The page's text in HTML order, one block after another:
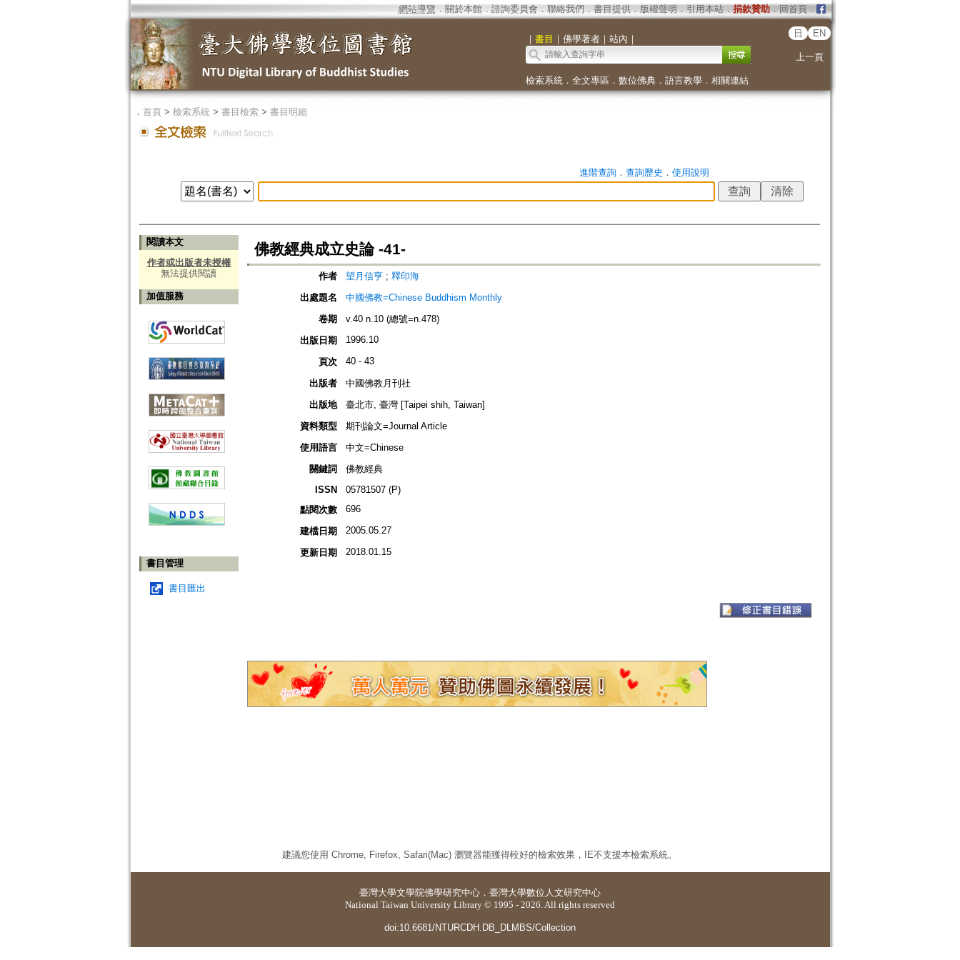
網站導覽 ． 關於本館． 諮詢委員會． 聯絡我們 ． 書目提供． 版權聲明 ． 引用本站． 捐款贊助．回首頁．
｜ 書目 ｜ 佛學著者｜ 站內 ｜
日 EN
上一頁
檢索系統． 全文專區 ． 數位佛典． 語言教學． 相關連結
． 首頁> 檢索系統> 書目檢索> 書目明細
進階查詢． 查詢歷史 ． 使用說明
閱讀本文
作者或出版者未授權
無法提供閱讀
加值服務
書目管理
書目匯出
佛教經典成立史論 -41-
作者 望月信亨; 釋印海
出處題名
中國佛教=Chinese Buddhism Monthly
卷期
v.40 n.10 (總號=n.478)
出版日期
1996.10
頁次 40 - 43
出版者
中國佛教月刊社
出版地
臺北市, 臺灣 [Taipei shih, Taiwan]
資料類型
期刊論文=Journal Article
使用語言
中文=Chinese
關鍵詞
佛教經典
ISSN
05781507 (P)
點閱次數
696
建檔日期 2005.05.27
更新日期 2018.01.15
建議您使用 Chrome, Firefox, Safari(Mac) 瀏覽器能獲得較好的檢索效果，IE不支援本檢索系統。
臺灣大學文學院佛學研究中心 ． 臺灣大學數位人文研究中心
National Taiwan University Library © 1995 - 2026. All rights reserved
doi:10.6681/NTURCDH.DB_DLMBS/Collection